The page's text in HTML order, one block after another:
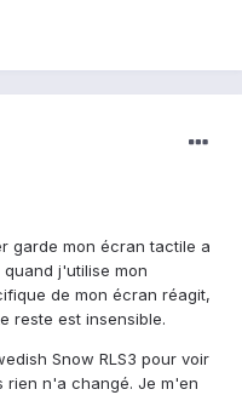
garde mon écran tactile a
j'utilise mon
de mon écran réagit,
reste est insensible.
Snow RLS3 pour voir
rien n'a changé. Je m'en